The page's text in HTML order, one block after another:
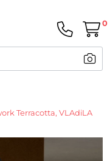
0
Terracotta, VLAdiLA